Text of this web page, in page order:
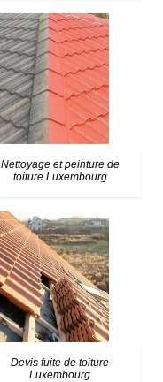
Nettoyage et peinture de
toiture Luxembourg
Devis fuite de toiture
Luxembourg